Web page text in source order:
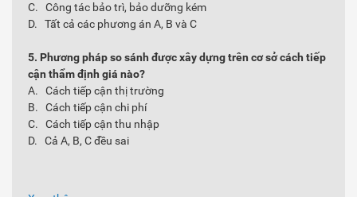
C. Công tác bảo trì, bảo dưỡng kém
D. Tất cả các phương án A, B và C
5. Phương pháp so sánh được xây dựng trên cơ sở cách tiếp
cận thẩm định giá nào?
A. Cách tiếp cận thị trường
B. Cách tiếp cận chi phí
C. Cách tiếp cận thu nhập
D. Cả A, B, C đều sai